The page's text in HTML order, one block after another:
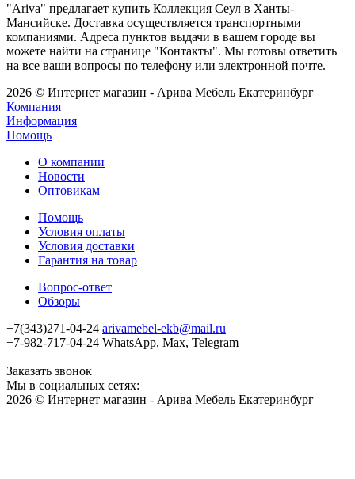
"Ariva" предлагает купить Коллекция Сеул в Ханты-
Мансийске. Доставка осуществляется транспортными
компаниями. Адреса пунктов выдачи в вашем городе вы
можете найти на странице "Контакты". Мы готовы ответить
на все ваши вопросы по телефону или электронной почте.
2026 © Интернет магазин - Арива Мебель Екатеринбург
Компания
Информация
Помощь
О компании
Новости
Оптовикам
Помощь
Условия оплаты
Условия доставки
Гарантия на товар
Вопрос-ответ
Обзоры
+7(343)271-04-24 arivamebel-ekb@mail.ru
+7-982-717-04-24 WhatsApp, Max, Telegram
Заказать звонок
Мы в социальных сетях:
2026 © Интернет магазин - Арива Мебель Екатеринбург